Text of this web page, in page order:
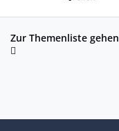
Zur Themenliste gehen